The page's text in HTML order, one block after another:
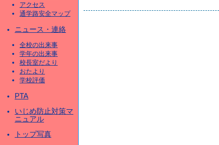
アクセス
通学路安全マップ
ニュース・連絡
全校の出来事
学年の出来事
校長室だより
おたより
学校評価
PTA
いじめ防止対策マ
ニュアル
トップ写真